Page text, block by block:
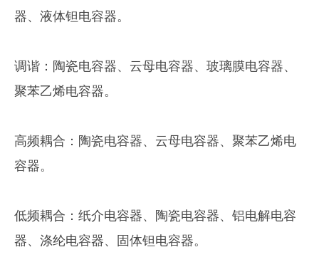
器、液体钽电容器。
调谐：陶瓷电容器、云母电容器、玻璃膜电容器、
聚苯乙烯电容器。
高频耦合：陶瓷电容器、云母电容器、聚苯乙烯电
容器。
低频耦合：纸介电容器、陶瓷电容器、铝电解电容
器、涤纶电容器、固体钽电容器。